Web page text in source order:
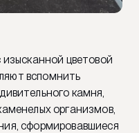
изысканной цветовой
вспомнить
камня,
организмов,
сформировавшиеся